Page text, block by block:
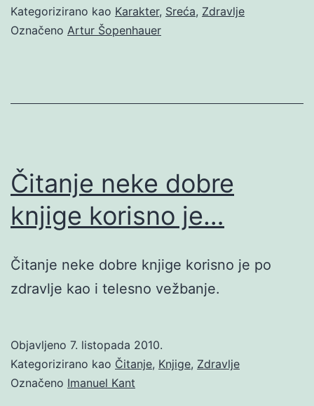
Kategorizirano kao Karakter, Sreća, Zdravlje
Označeno Artur Šopenhauer
Čitanje neke dobre
knjige korisno je…
Čitanje neke dobre knjige korisno je po
zdravlje kao i telesno vežbanje.
Objavljeno 7. listopada 2010.
Kategorizirano kao Čitanje, Knjige, Zdravlje
Označeno Imanuel Kant